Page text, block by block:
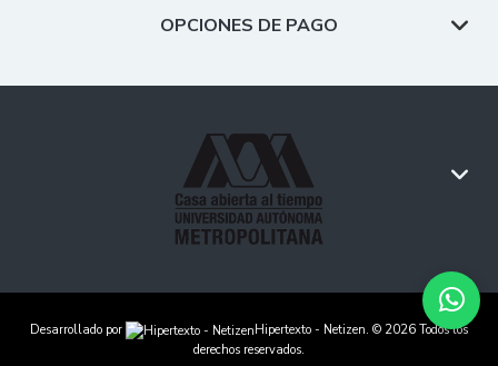
OPCIONES DE PAGO
Desarrollado por Hipertexto - Netizen. © 2026 Todos los
derechos reservados.